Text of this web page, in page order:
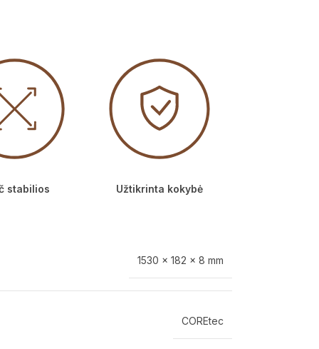
stabilios Užtikrinta kokybė
1530 × 182 × 8 mm
COREtec